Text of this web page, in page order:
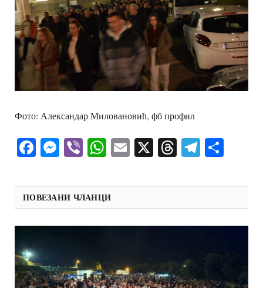
Фото: Александар Миловановић, фб профил
Facebook
Messenger
ViberWhatsApp
Email
X Threads
ПОВЕЗАНИ ЧЛАНЦИ